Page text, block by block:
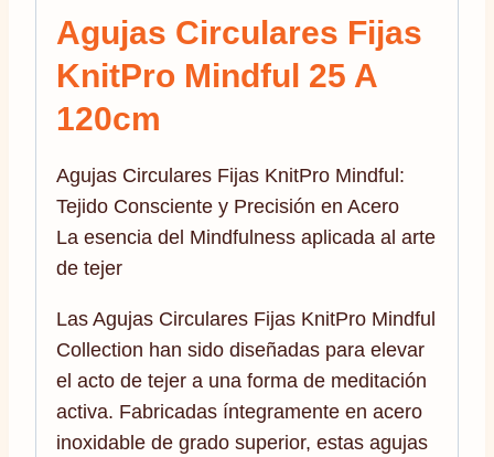
Agujas Circulares Fijas
KnitPro Mindful 25 A
120cm
Agujas Circulares Fijas KnitPro Mindful:
Tejido Consciente y Precisión en Acero
La esencia del Mindfulness aplicada al arte
de tejer
Las Agujas Circulares Fijas KnitPro Mindful
Collection han sido diseñadas para elevar
el acto de tejer a una forma de meditación
activa. Fabricadas íntegramente en acero
inoxidable de grado superior, estas agujas